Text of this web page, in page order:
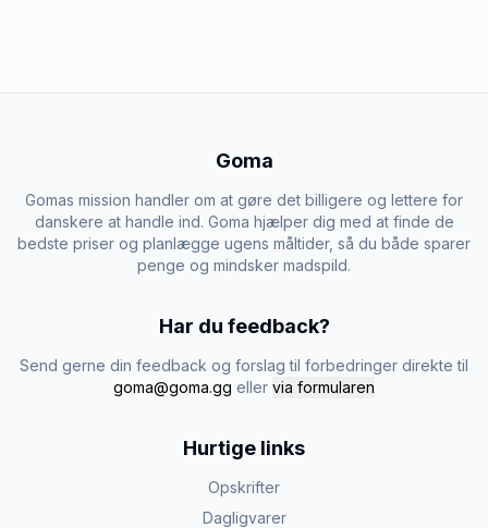
Goma
Gomas mission handler om at gøre det billigere og lettere for
danskere at handle ind. Goma hjælper dig med at finde de
bedste priser og planlægge ugens måltider, så du både sparer
penge og mindsker madspild.
Har du feedback?
Send gerne din feedback og forslag til forbedringer direkte til
goma@goma.gg eller via formularen
Hurtige links
Opskrifter
Dagligvarer